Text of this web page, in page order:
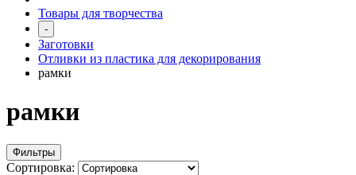
Товары для творчества
-
Заготовки
Отливки из пластика для декорирования
рамки
рамки
Фильтры
Сортировка: